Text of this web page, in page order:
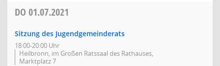
DO 01.07.2021
Sitzung des Jugendgemeinderats
18:00-20:00 Uhr
Heilbronn, im Großen Ratssaal des Rathauses,
Marktplatz 7